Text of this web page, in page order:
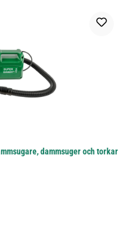
dammsuger och torkar